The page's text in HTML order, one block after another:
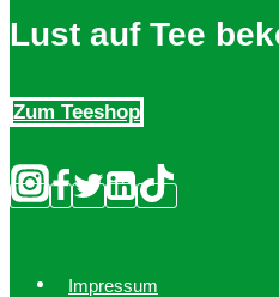
Lust auf Tee
Zum Teeshop
Impressum